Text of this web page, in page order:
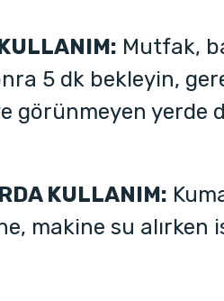
Mutfak,
5 dk bekleyin,
görünmeyen yerde
KULLANIM:
makine su